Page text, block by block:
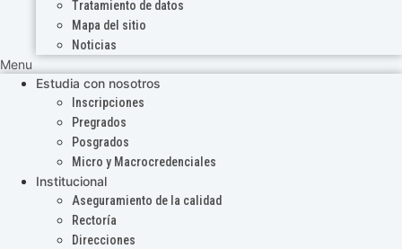
Tratamiento de datos
Mapa del sitio
Noticias
Menu
Estudia con nosotros
Inscripciones
Pregrados
Posgrados
Micro y Macrocredenciales
Institucional
Aseguramiento de la calidad
Rectoría
Direcciones